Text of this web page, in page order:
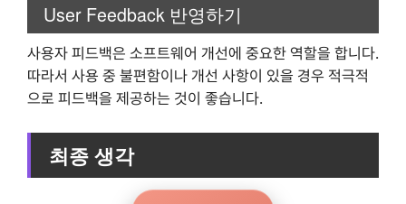
User Feedback 반영하기
사용자 피드백은 소프트웨어 개선에 중요한 역할을 합니다.
따라서 사용 중 불편함이나 개선 사항이 있을 경우 적극적
으로 피드백을 제공하는 것이 좋습니다.
최종 생각